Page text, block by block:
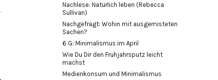
Nachlese: Natürlich leben (Rebecca
Sullivan)
Nachgefragt: Wohin mit ausgemisteten
Sachen?
6 G: Minimalismus im April
Wie Du Dir den Frühjahrsputz leicht
machst
Medienkonsum und Minimalismus